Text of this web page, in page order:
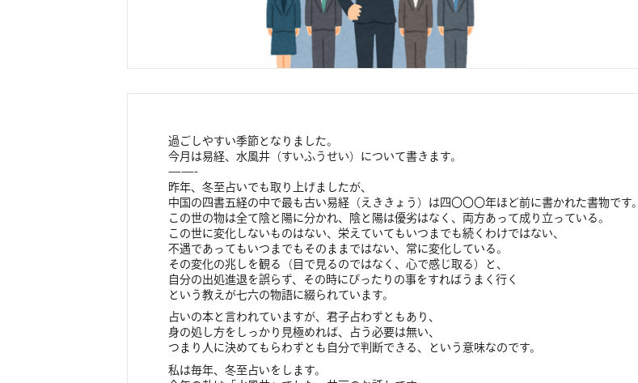
過ごしやすい季節となりました。
今月は易経、水風井（すいふうせい）について書きます。
——-
昨年、冬至占いでも取り上げましたが、
中国の四書五経の中で最も古い易経（えききょう）は四〇〇〇年ほど前に書かれた書物です。
この世の物は全て陰と陽に分かれ、陰と陽は優劣はなく、両方あって成り立っている。
この世に変化しないものはない、栄えていてもいつまでも続くわけではない、
不遇であってもいつまでもそのままではない、常に変化している。
その変化の兆しを観る（目で見るのではなく、心で感じ取る）と、
自分の出処進退を誤らず、その時にぴったりの事をすればうまく行く
という教えが七六の物語に綴られています。
占いの本と言われていますが、君子占わずともあり、
身の処し方をしっかり見極めれば、占う必要は無い、
つまり人に決めてもらわずとも自分で判断できる、という意味なのです。
私は毎年、冬至占いをします。